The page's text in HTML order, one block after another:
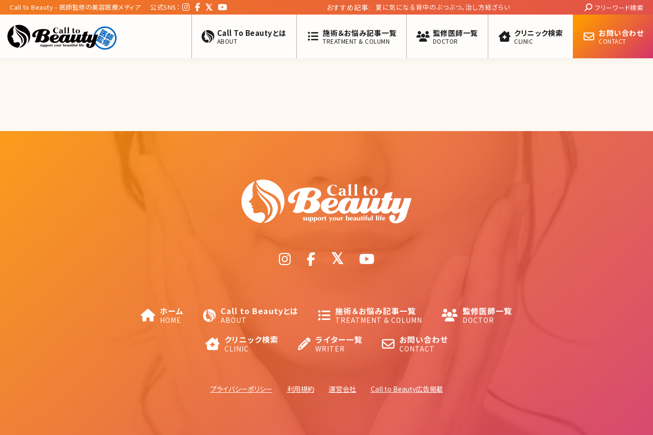
Call to Beauty - 医師監修の美容医療メディア 公式SNS： おすすめ記事: 夏に気になる背中のぶつぶつ。治し方総ざらい Search:
フリーワード検索
Call To Beautyとは
ABOUT
施術＆お悩み記事一覧
TREATMENT & COLUMN
監修医師一覧
DOCTOR
クリニック検索
CLINIC
お問い合わせ
CONTACT
ホーム
HOME
Call to Beautyとは
ABOUT
施術＆お悩み記事一覧
TREATMENT & COLUMN
監修医師一覧
DOCTOR
クリニック検索
CLINIC
ライター一覧
WRITER
お問い合わせ
CONTACT
プライバシーポリシー 利用規約 運営会社 Call to Beauty広告掲載